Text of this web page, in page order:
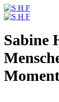
Sabine